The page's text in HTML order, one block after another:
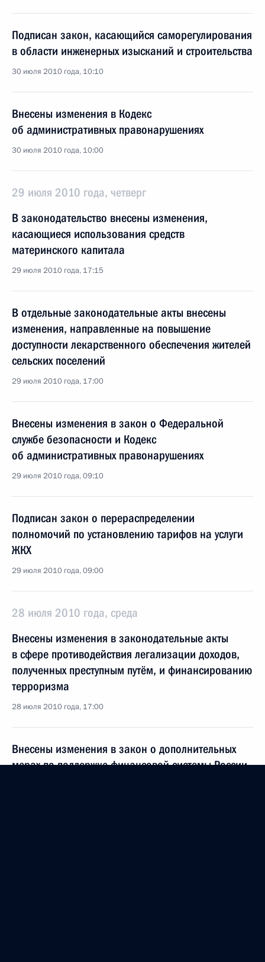
Подписан закон, касающийся саморегулирования
в области инженерных изысканий и строительства
30 июля 2010 года, 10:10
Внесены изменения в Кодекс
об административных правонарушениях
30 июля 2010 года, 10:00
29 июля 2010 года, четверг
В законодательство внесены изменения,
касающиеся использования средств
материнского капитала
29 июля 2010 года, 17:15
В отдельные законодательные акты внесены
изменения, направленные на повышение
доступности лекарственного обеспечения жителей
сельских поселений
29 июля 2010 года, 17:00
Внесены изменения в закон о Федеральной
службе безопасности и Кодекс
об административных правонарушениях
29 июля 2010 года, 09:10
Подписан закон о перераспределении
полномочий по установлению тарифов на услуги
ЖКХ
29 июля 2010 года, 09:00
28 июля 2010 года, среда
Внесены изменения в законодательные акты
в сфере противодействия легализации доходов,
полученных преступным путём, и финансированию
терроризма
28 июля 2010 года, 17:00
Внесены изменения в закон о дополнительных
мерах по поддержке финансовой системы России